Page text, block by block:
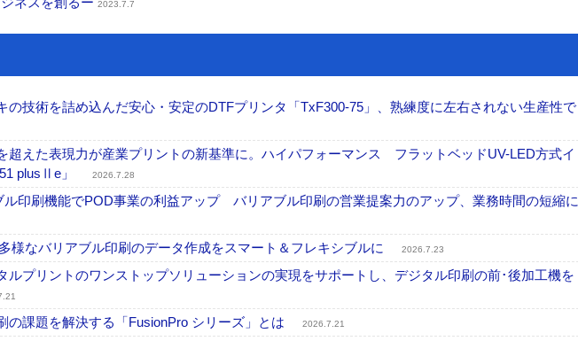
2023.7.7
技術を詰め込んだ安心・安定のDTFプリンタ「TxF300-75」、熟練度に左右されない生産性で
えた表現力が産業プリントの新基準に。ハイパフォーマンス フラットベッドUV-LED方式イ
plusⅡe」
2026.7.28
印刷機能でPOD事業の利益アップ バリアブル印刷の営業提案力のアップ、業務時間の短縮に
なバリアブル印刷のデータ作成をスマート＆フレキシブルに 2026.7.23
プリントのワンストップソリューションの実現をサポートし、デジタル印刷の前･後加工機を
課題を解決する「FusionPro シリーズ」とは 2026.7.21